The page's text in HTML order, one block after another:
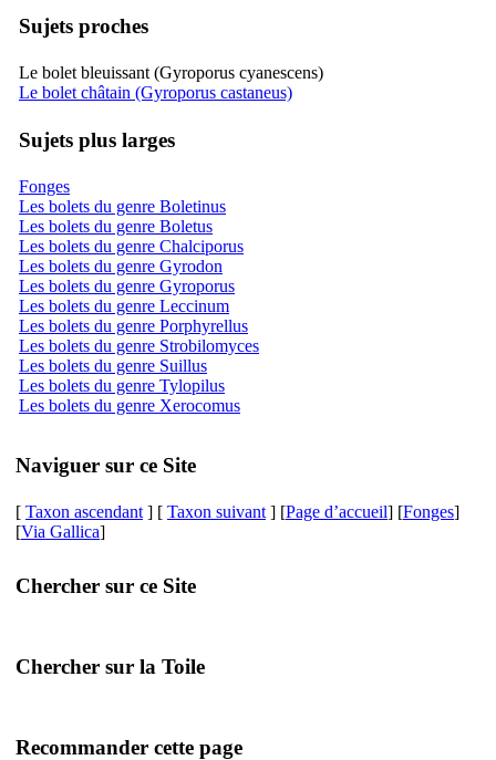
Sujets proches
Le bolet bleuissant (Gyroporus cyanescens)
Le bolet châtain (Gyroporus castaneus)
Sujets plus larges
Fonges
Les bolets du genre Boletinus
Les bolets du genre Boletus
Les bolets du genre Chalciporus
Les bolets du genre Gyrodon
Les bolets du genre Gyroporus
Les bolets du genre Leccinum
Les bolets du genre Porphyrellus
Les bolets du genre Strobilomyces
Les bolets du genre Suillus
Les bolets du genre Tylopilus
Les bolets du genre Xerocomus
Naviguer sur ce Site
[ Taxon ascendant ] [ Taxon suivant ] [Page d’accueil] [Fonges]
[Via Gallica]
Chercher sur ce Site
Chercher sur la Toile
Recommander cette page